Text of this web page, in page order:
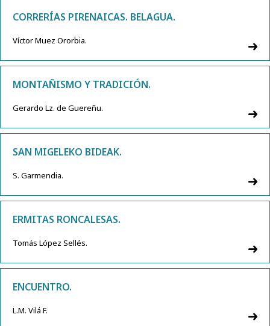
CORRERÍAS PIRENAICAS. BELAGUA.
Víctor Muez Ororbia.
MONTAÑISMO Y TRADICIÓN.
Gerardo Lz. de Guereñu.
SAN MIGELEKO BIDEAK.
S. Garmendia.
ERMITAS RONCALESAS.
Tomás López Sellés.
ENCUENTRO.
L.M. Vilá F.